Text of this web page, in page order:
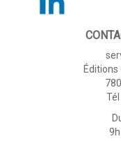
Éditions